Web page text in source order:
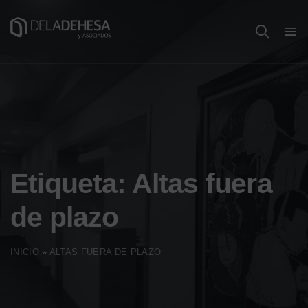
Etiqueta: Altas fuera
de plazo
INICIO » ALTAS FUERA DE PLAZO